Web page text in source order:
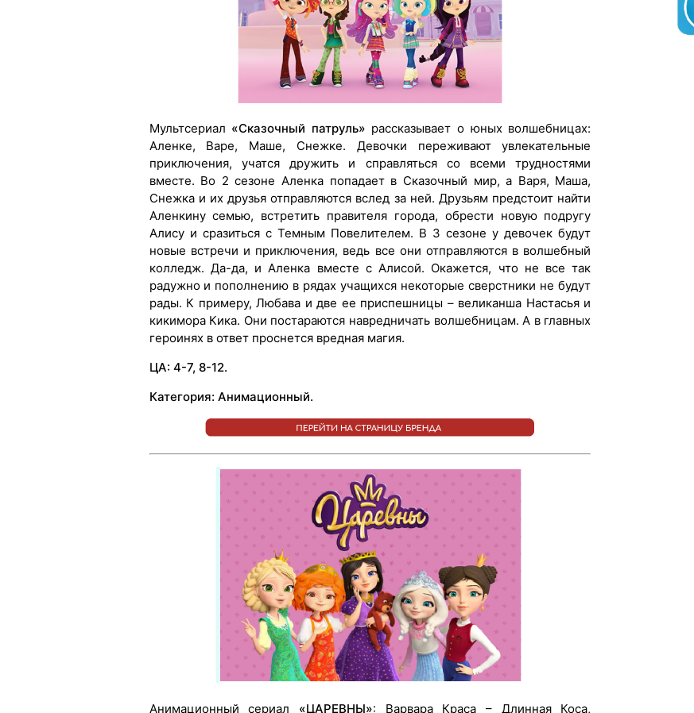
Мультсериал «Сказочный патруль» рассказывает о юных волшебницах:
Аленке, Варе, Маше, Снежке. Девочки переживают увлекательные
приключения, учатся дружить и справляться со всеми трудностями
вместе. Во 2 сезоне Аленка попадает в Сказочный мир, а Варя, Маша,
Снежка и их друзья отправляются вслед за ней. Друзьям предстоит найти
Аленкину семью, встретить правителя города, обрести новую подругу
Алису и сразиться с Темным Повелителем. В 3 сезоне у девочек будут
новые встречи и приключения, ведь все они отправляются в волшебный
колледж. Да-да, и Аленка вместе с Алисой. Окажется, что не все так
радужно и пополнению в рядах учащихся некоторые сверстники не будут
рады. К примеру, Любава и две ее приспешницы – великанша Настасья и
кикимора Кика. Они постараются навредничать волшебницам. А в главных
героинях в ответ проснется вредная магия.
ЦА: 4-7, 8-12.
Категория: Анимационный.
Анимационный сериал «ЦАРЕВНЫ»: Варвара Краса – Длинная Коса,